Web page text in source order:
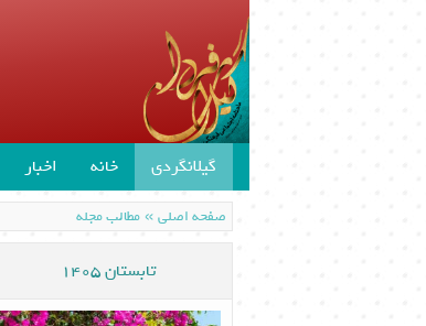
گیلانگردی خانه اخبار
صفحه اصلی»مطالب مجله
تابستان 1405